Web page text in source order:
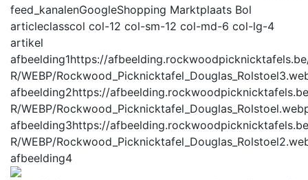
feed_kanalenGoogleShopping Marktplaats Bol
articleclasscol col-12 col-sm-12 col-md-6 col-lg-4
artikel
afbeelding1https://
R/WEBP/
afbeelding2https://
R/WEBP/
afbeelding3https://
R/WEBP/
afbeelding4